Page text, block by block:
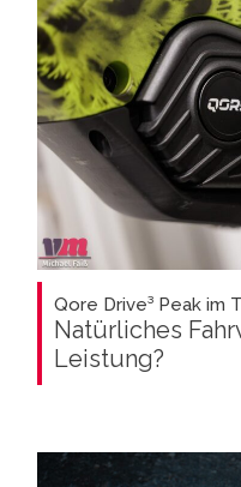
Qore Drive³ Peak im
Natürliches
Leistung?